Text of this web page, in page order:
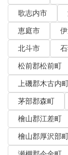
歌志内市
恵庭市
北斗市
松前郡松前町
上磯郡木古内
茅部郡森町
檜山郡江差町
檜山郡厚沢部